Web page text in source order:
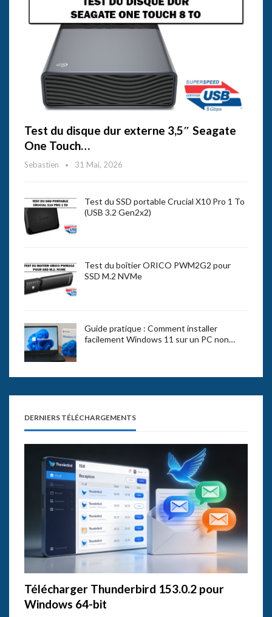
Test du disque dur externe 3,5″ Seagate
One Touch…
Sebastien 31 Mai, 2026
Test du SSD portable Crucial X10 Pro 1 To
(USB 3.2 Gen2x2)
Test du boîtier ORICO PWM2G2 pour
SSD M.2 NVMe
Guide pratique : Comment installer
facilement Windows 11 sur un PC non…
DERNIERS TÉLÉCHARGEMENTS
Télécharger Thunderbird 153.0.2 pour
Windows 64-bit